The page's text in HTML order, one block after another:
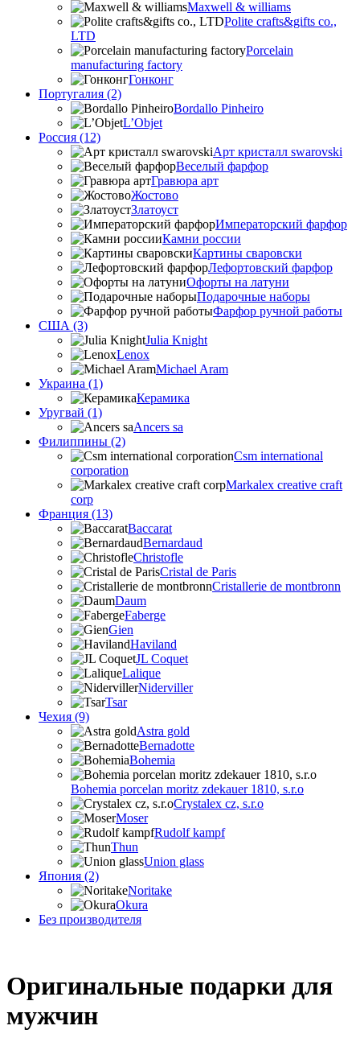
Maxwell & williams
Polite crafts&gifts co.,
LTD
Porcelain
manufacturing factory
Гонконг
Португалия (2)
Bordallo Pinheiro
L’Objet
Россия (12)
Арт кристалл swarovski
Веселый фарфор
Гравюра арт
Жостово
Златоуст
Императорский фарфор
Камни россии
Картины сваровски
Лефортовский фарфор
Офорты на латуни
Подарочные наборы
Фарфор ручной работы
США (3)
Julia Knight
Lenox
Michael Aram
Украина (1)
Керамика
Уругвай (1)
Ancers sa
Филиппины (2)
Csm international
corporation
Markalex creative craft
corp
Франция (13)
Baccarat
Bernardaud
Christofle
Cristal de Paris
Cristallerie de montbronn
Daum
Faberge
Gien
Haviland
JL Coquet
Lalique
Niderviller
Tsar
Чехия (9)
Astra gold
Bernadotte
Bohemia
Bohemia porcelan moritz zdekauer 1810, s.r.o
Crystalex cz, s.r.o
Moser
Rudolf kampf
Thun
Union glass
Япония (2)
Noritake
Okura
Без производителя
Оригинальные подарки для
мужчин